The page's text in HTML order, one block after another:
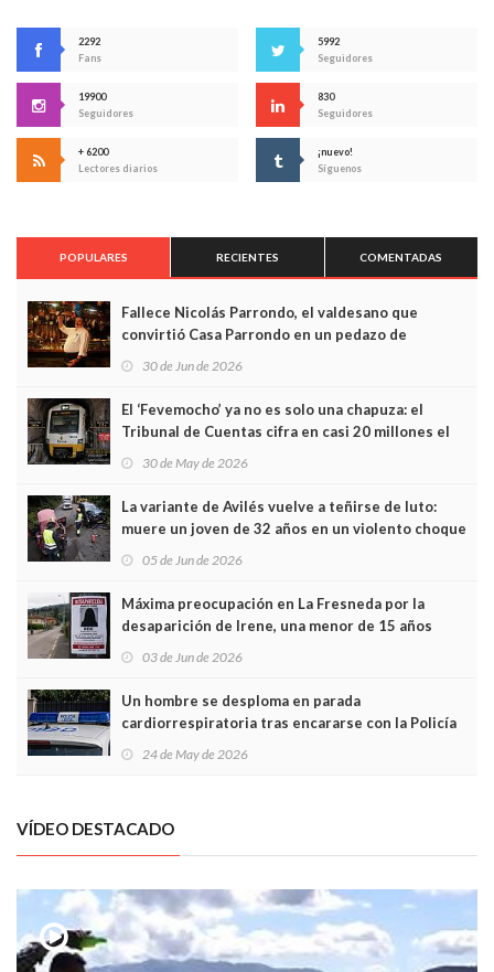
2292
Fans
5992
Seguidores
19900
Seguidores
830
Seguidores
+ 6200
Lectores diarios
¡nuevo!
Síguenos
POPULARES RECIENTES COMENTADAS
Fallece Nicolás Parrondo, el valdesano que
convirtió Casa Parrondo en un pedazo de
Asturias en Madrid
30 de Jun de 2026
El ‘Fevemocho’ ya no es solo una chapuza: el
Tribunal de Cuentas cifra en casi 20 millones el
sobrecoste de los trenes que no cabían por los
30 de May de 2026
La variante de Avilés vuelve a teñirse de luto:
muere un joven de 32 años en un violento choque
frontal
05 de Jun de 2026
Máxima preocupación en La Fresneda por la
desaparición de Irene, una menor de 15 años
03 de Jun de 2026
Un hombre se desploma en parada
cardiorrespiratoria tras encararse con la Policía
Local en Luanco
24 de May de 2026
VÍDEO DESTACADO